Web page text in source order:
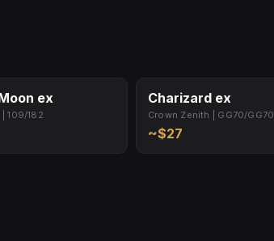
ex
109/182
Charizard ex
Crown Zenith | GG70/GG70
~$27